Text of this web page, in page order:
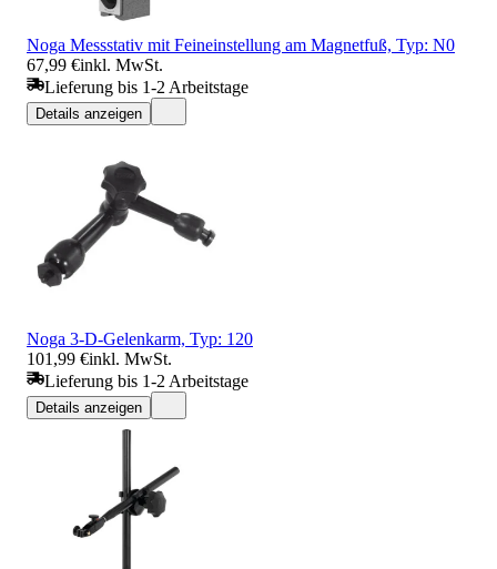
Noga Messstativ mit Feineinstellung am Magnetfuß, Typ: N0
67,99 €inkl. MwSt.
Lieferung bis 1-2 Arbeitstage
Details anzeigen
Noga 3-D-Gelenkarm, Typ: 120
101,99 €inkl. MwSt.
Lieferung bis 1-2 Arbeitstage
Details anzeigen